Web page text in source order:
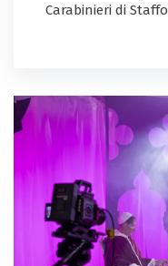
Carabinieri di